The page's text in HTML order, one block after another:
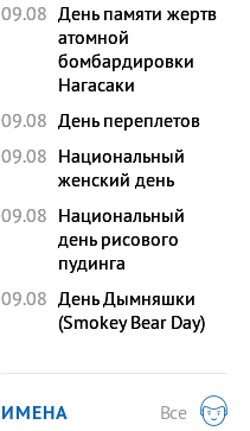
09.08 День памяти жертв
атомной
бомбардировки
Нагасаки
09.08 День переплетов
09.08 Национальный
женский день
09.08 Национальный
день рисового
пудинга
09.08 День Дымняшки
(Smokey Bear Day)
ИМЕНА
Все